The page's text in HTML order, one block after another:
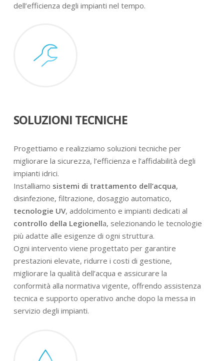
dell’efficienza degli impianti nel tempo.
SOLUZIONI TECNICHE
Progettiamo e realizziamo soluzioni tecniche per
migliorare la sicurezza, l’efficienza e l’affidabilità degli
impianti idrici.
Installiamo sistemi di trattamento dell’acqua,
disinfezione, filtrazione, dosaggio automatico,
tecnologie UV, addolcimento e impianti dedicati al
controllo della Legionella, selezionando le tecnologie
più adatte alle esigenze di ogni struttura.
Ogni intervento viene progettato per garantire
prestazioni elevate, ridurre i costi di gestione,
migliorare la qualità dell’acqua e assicurare la
conformità alla normativa vigente, offrendo assistenza
tecnica e supporto operativo anche dopo la messa in
servizio degli impianti.